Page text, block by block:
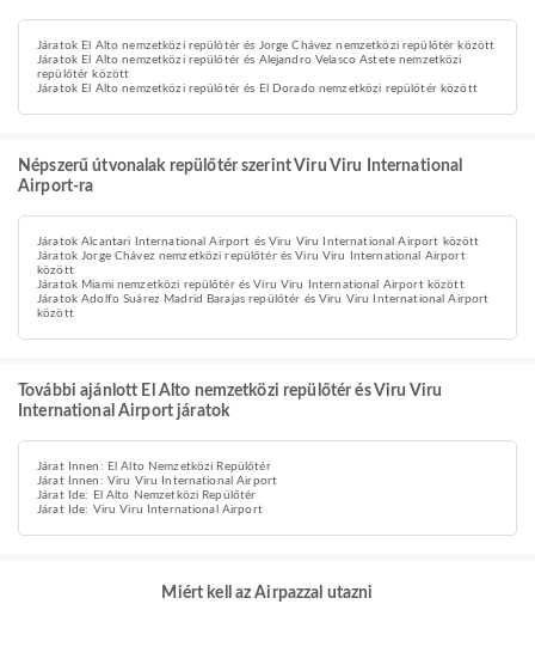
Járatok El Alto nemzetközi repülőtér és Jorge Chávez nemzetközi repülőtér között
Járatok El Alto nemzetközi repülőtér és Alejandro Velasco Astete nemzetközi
repülőtér között
Járatok El Alto nemzetközi repülőtér és El Dorado nemzetközi repülőtér között
Népszerű útvonalak repülőtér szerint Viru Viru International
Airport-ra
Járatok Alcantari International Airport és Viru Viru International Airport között
Járatok Jorge Chávez nemzetközi repülőtér és Viru Viru International Airport
között
Járatok Miami nemzetközi repülőtér és Viru Viru International Airport között
Járatok Adolfo Suárez Madrid Barajas repülőtér és Viru Viru International Airport
között
További ajánlott El Alto nemzetközi repülőtér és Viru Viru
International Airport járatok
Járat Innen: El Alto Nemzetközi Repülőtér
Járat Innen: Viru Viru International Airport
Járat Ide: El Alto Nemzetközi Repülőtér
Járat Ide: Viru Viru International Airport
Miért kell az Airpazzal utazni